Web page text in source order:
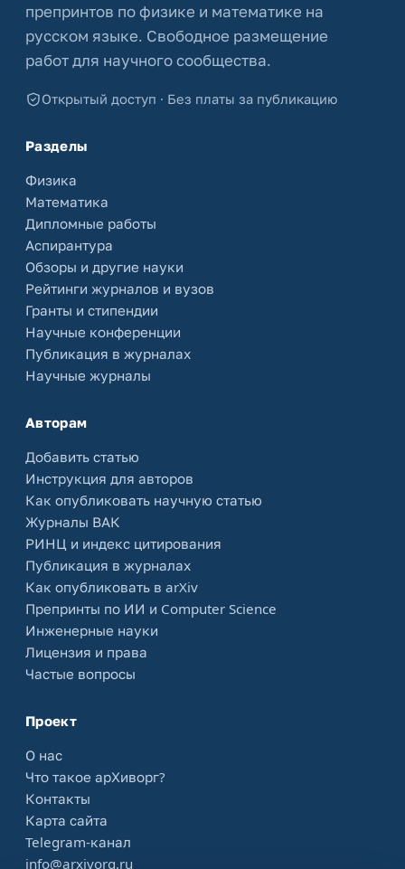
препринтов по физике и математике на
русском языке. Свободное размещение
работ для научного сообщества.
Открытый доступ · Без платы за публикацию
Разделы
Физика
Математика
Дипломные работы
Аспирантура
Обзоры и другие науки
Рейтинги журналов и вузов
Гранты и стипендии
Научные конференции
Публикация в журналах
Научные журналы
Авторам
Добавить статью
Инструкция для авторов
Как опубликовать научную статью
Журналы ВАК
РИНЦ и индекс цитирования
Публикация в журналах
Как опубликовать в arXiv
Препринты по ИИ и Computer Science
Инженерные науки
Лицензия и права
Частые вопросы
Проект
О нас
Что такое арХиворг?
Контакты
Карта сайта
Telegram-канал
info@arxivorg.ru